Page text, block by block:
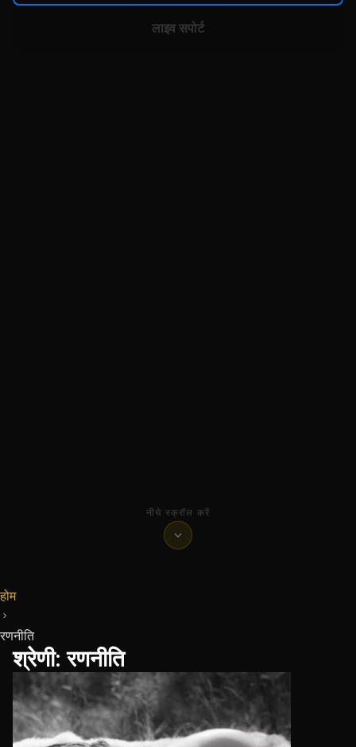
लाइव सपोर्ट
नीचे स्क्रॉल करें
होम
रणनीति
श्रेणी:रणनीति